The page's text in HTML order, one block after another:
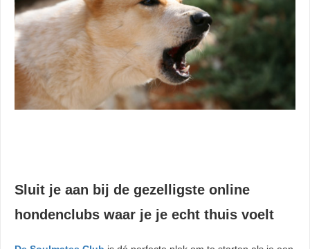
Sluit je aan bij de gezelligste online
hondenclubs waar je je echt thuis voelt